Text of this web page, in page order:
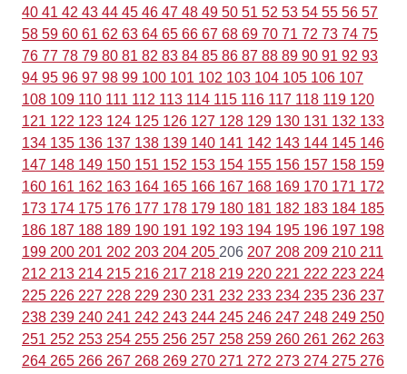
40 41 42 43 44 45 46 47 48 49 50 51 52 53 54 55 56 57
58 59 60 61 62 63 64 65 66 67 68 69 70 71 72 73 74 75
76 77 78 79 80 81 82 83 84 85 86 87 88 89 90 91 92 93
94 95 96 97 98 99 100 101 102 103 104 105 106 107
108 109 110 111 112 113 114 115 116 117 118 119 120
121 122 123 124 125 126 127 128 129 130 131 132 133
134 135 136 137 138 139 140 141 142 143 144 145 146
147 148 149 150 151 152 153 154 155 156 157 158 159
160 161 162 163 164 165 166 167 168 169 170 171 172
173 174 175 176 177 178 179 180 181 182 183 184 185
186 187 188 189 190 191 192 193 194 195 196 197 198
199 200 201 202 203 204 205 206 207 208 209 210 211
212 213 214 215 216 217 218 219 220 221 222 223 224
225 226 227 228 229 230 231 232 233 234 235 236 237
238 239 240 241 242 243 244 245 246 247 248 249 250
251 252 253 254 255 256 257 258 259 260 261 262 263
264 265 266 267 268 269 270 271 272 273 274 275 276